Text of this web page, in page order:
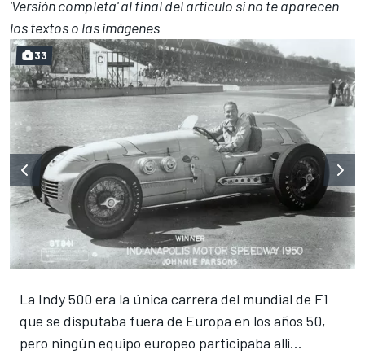
'Versión completa' al final del artículo si no te aparecen
los textos o las imágenes
La Indy 500 era la única carrera del mundial de F1
que se disputaba fuera de Europa en los años 50,
pero ningún equipo europeo participaba allí...
33